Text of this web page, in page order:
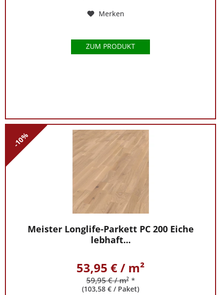
Merken
ZUM PRODUKT
-10%
Meister Longlife-Parkett PC 200 Eiche
lebhaft...
53,95 € / m²
59,95 € / m² *
(103,58 € / Paket)